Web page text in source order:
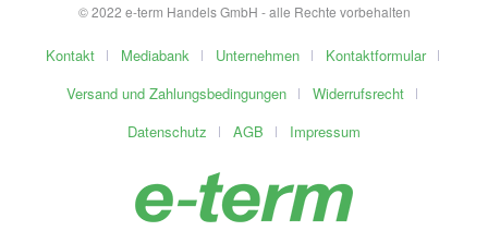
© 2022 e-term Handels GmbH - alle Rechte vorbehalten
Kontakt Mediabank Unternehmen
Kontaktformular
Versand und Zahlungsbedingungen
Widerrufsrecht
Datenschutz
AGB Impressum